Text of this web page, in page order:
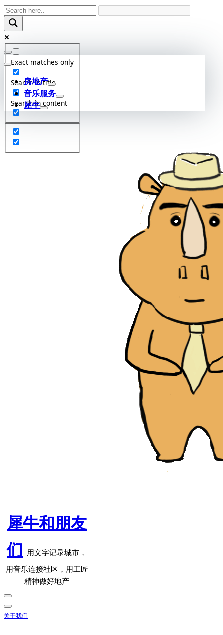
Skip
to
content
Exact matches only
Search in title
Search in content
房地产
音乐服务
犀牛
犀牛和朋友
们 用文字记录城市，
用音乐连接社区，用工匠
精神做好地产
关于我们